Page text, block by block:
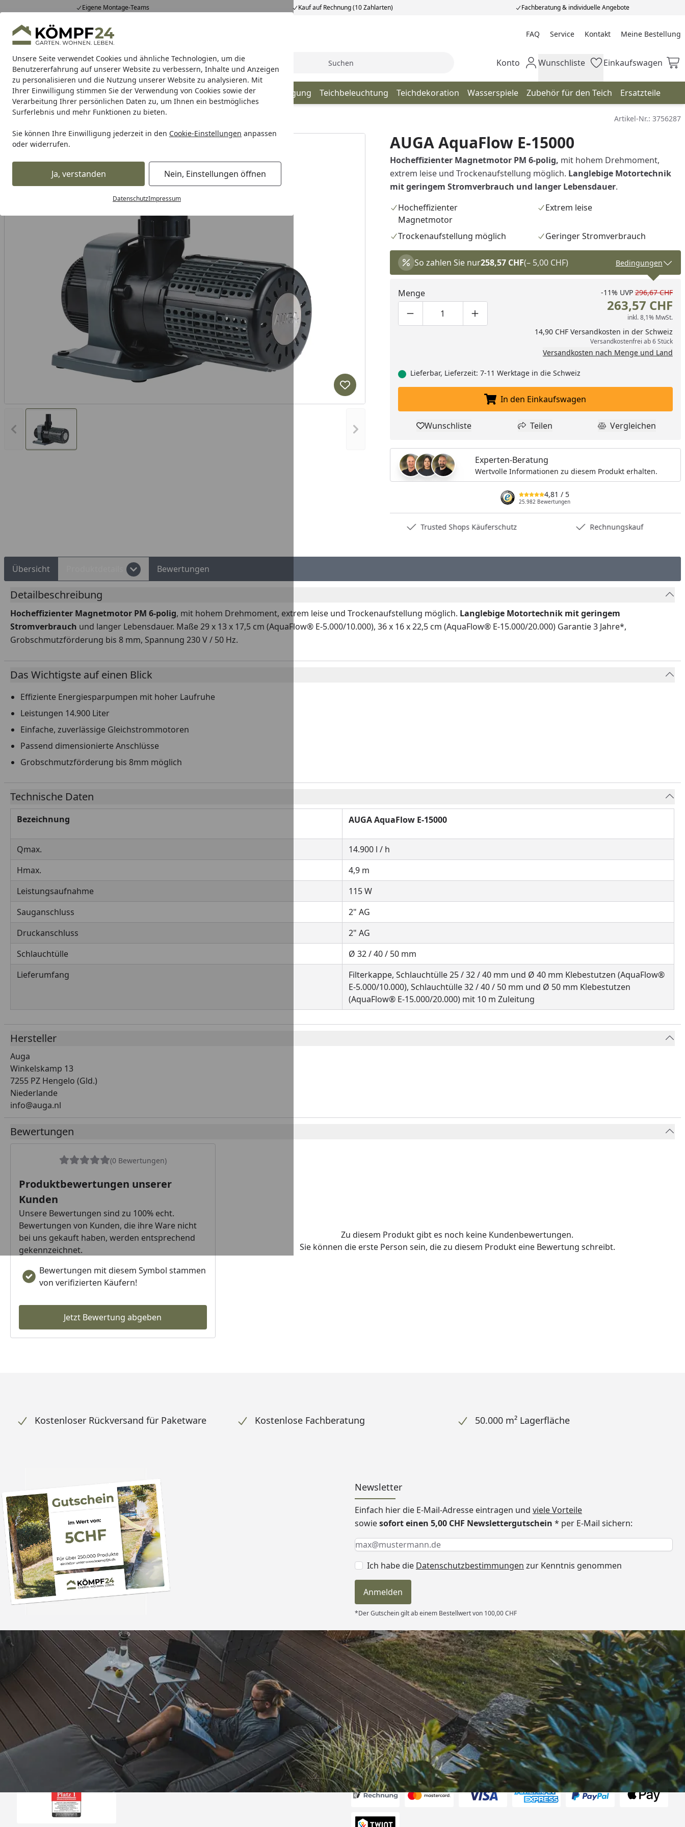
Unsere Seite verwendet Cookies und ähnliche Technologien, um die
Benutzererfahrung auf unserer Website zu verbessern, Inhalte und Anzeigen
zu personalisieren und die Nutzung unserer Website zu analysieren. Mit
Ihrer Einwilligung stimmen Sie der Verwendung von Cookies sowie der
Verarbeitung Ihrer persönlichen Daten zu, um Ihnen ein bestmögliches
Surferlebnis und mehr Funktionen zu bieten.
Sie können Ihre Einwilligung jederzeit in den Cookie-Einstellungen anpassen
oder widerrufen.
Ja, verstanden Nein, Einstellungen öffnen
DatenschutzImpressum
Eigene Montage-Teams Kauf auf Rechnung (10 Zahlarten) Fachberatung & individuelle Angebote
Hotline0 71 588 01 81
Mo-Fr. 8-16 Uhr 25.982 Bewertungen FAQ Service Kontakt Meine Bestellung
Meine Bestellung
Alle Produkte
Alle ProdukteHighlights Tipps & Tricks Suche Mein Konto
Konto Wunschliste
Wunschliste Einkaufswagen
Einkaufswagen
Teich Teichbau Teichfilter Teichpumpe Teichpflege & Teichreinigung Teichbeleuchtung Teichdekoration Wasserspiele Zubehör für den Teich Ersatzteile
Startseite
Artikel-Nr.: 3756287
Vorheriges Bild anzeigen Nächstes Bild anzeigen
Produkt zur Wunschliste hinzufügen
AUGA AquaFlow E-15000
Hocheffizienter Magnetmotor PM 6-polig, mit hohem Drehmoment,
extrem leise und Trockenaufstellung möglich. Langlebige Motortechnik
mit geringem Stromverbrauch und langer Lebensdauer.
Hocheffizienter
Magnetmotor
Extrem leise
Trockenaufstellung möglich Geringer Stromverbrauch
So zahlen Sie nur258,57 CHF(– 5,00 CHF) Bedingungen
Menge
Produktmenge um eins verringern
Produktmenge manuell eingeben
Produktmenge um eins erhöhen
-11% UVP 296,67 CHF
263,57 CHF
inkl. 8,1% MwSt.
14,90 CHF Versandkosten in der Schweiz
Versandkostenfrei ab 6 Stück
Versandkosten nach Menge und Land
Lieferbar, Lieferzeit: 7-11 Werktage in die Schweiz
In den Einkaufswagen legen
In den Einkaufswagen
Produkt zur Wunschliste hinzufügen
Wunschliste Teilen
Teilen Produkt
Vergleichen
Experten-Beratung
Wertvolle Informationen zu diesem Produkt erhalten.
4,81 / 5
25.982 Bewertungen
Trusted Shops Käuferschutz Rechnungskauf
Übersicht Bewertungen
Detailbeschreibung
Hocheffizienter Magnetmotor PM 6-polig, mit hohem Drehmoment, extrem leise und Trockenaufstellung möglich. Langlebige Motortechnik mit geringem
Stromverbrauch und langer Lebensdauer. Maße 29 x 13 x 17,5 cm (AquaFlow® E-5.000/10.000), 36 x 16 x 22,5 cm (AquaFlow® E-15.000/20.000) Garantie 3 Jahre*,
Grobschmutzförderung bis 8 mm, Spannung 230 V / 50 Hz.
Das Wichtigste auf einen Blick
Effiziente Energiesparpumpen mit hoher Laufruhe
Leistungen 14.900 Liter
Einfache, zuverlässige Gleichstrommotoren
Passend dimensionierte Anschlüsse
Grobschmutzförderung bis 8mm möglich
Technische Daten
Bezeichnung AUGA AquaFlow E-15000
Qmax.
14.900 l / h
Hmax.
4,9 m
Leistungsaufnahme
115 W
Sauganschluss
2" AG
Druckanschluss
2" AG
Schlauchtülle
Ø 32 / 40 / 50 mm
Lieferumfang
Filterkappe, Schlauchtülle 25 / 32 / 40 mm und Ø 40 mm Klebestutzen (AquaFlow®
E-5.000/10.000), Schlauchtülle 32 / 40 / 50 mm und Ø 50 mm Klebestutzen
(AquaFlow® E-15.000/20.000) mit 10 m Zuleitung
Hersteller
Auga
Winkelskamp 13
7255 PZ Hengelo (Gld.)
Niederlande
info@auga.nl
Bewertungen
(0 Bewertungen)
Produktbewertungen unserer
Kunden
Unsere Bewertungen sind zu 100% echt.
Bewertungen von Kunden, die ihre Ware nicht
bei uns gekauft haben, werden entsprechend
gekennzeichnet.
Bewertungen mit diesem Symbol stammen
von verifizierten Käufern!
Jetzt Bewertung abgeben
Zu diesem Produkt gibt es noch keine Kundenbewertungen.
Sie können die erste Person sein, die zu diesem Produkt eine Bewertung schreibt.
Kostenloser Rückversand für Paketware Kostenlose Fachberatung 50.000 m² Lagerfläche
Newsletter
Einfach hier die E-Mail-Adresse eintragen und viele Vorteile
sowiesofort einen 5,00 CHF Newslettergutschein * per E-Mail sichern:
Keine Eingabe erforderlich
Eingabe erforderlich
E-Mail *
Ich habe die Datenschutzbestimmungen zur Kenntnis genommen
Anmelden
*Der Gutschein gilt ab einem Bestellwert von 100,00 CHF
Trusted Shops
4,81/ 5
25.982 Bewertungen
„Schnelle Lieferung und sehr gute
Qualität “
08.08.2026
Versand
Auszeichnungen Akzeptierte Zahlungsarten